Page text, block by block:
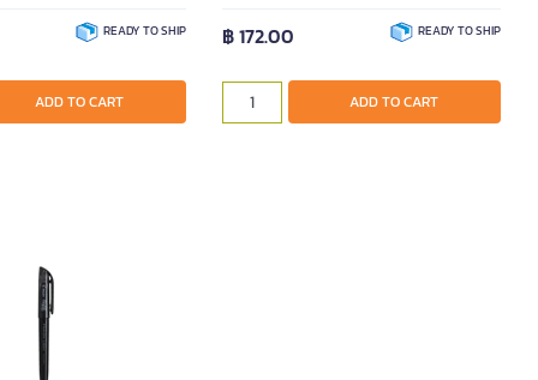
READY TO SHIP
ADD TO CART
฿ 172.00 READY TO SHIP
ADD TO CART